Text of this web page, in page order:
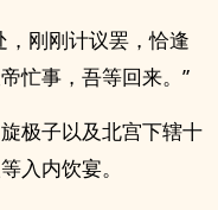
，刚刚计议罢，恰逢
忙事，吾等回来。”
极子以及北宫下辖十
入内饮宴。